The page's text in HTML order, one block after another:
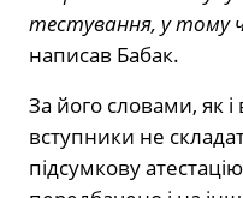
тестування, у тому
написав Бабак.
За його словами, як
вступники не
підсумкову